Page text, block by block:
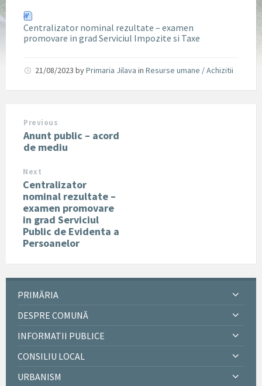
Centralizator nominal rezultate – examen
promovare in grad Serviciul Impozite si Taxe
21/08/2023 byPrimaria Jilava in Resurse umane / Achizitii
Previous
Anunt public – acord
de mediu
Next
Centralizator
nominal rezultate –
examen promovare
in grad Serviciul
Public de Evidenta a
Persoanelor
PRIMĂRIA
DESPRE COMUNĂ
INFORMATII PUBLICE
CONSILIU LOCAL
URBANISM